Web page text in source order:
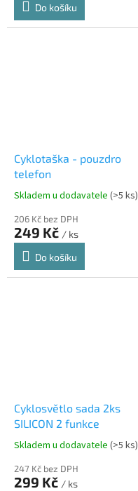
Do košíku
Cyklotaška - pouzdro
telefon
Skladem u dodavatele (>5 ks)
206 Kč bez DPH
249 Kč / ks
Do košíku
Cyklosvětlo sada 2ks
SILICON 2 funkce
Skladem u dodavatele (>5 ks)
247 Kč bez DPH
299 Kč / ks